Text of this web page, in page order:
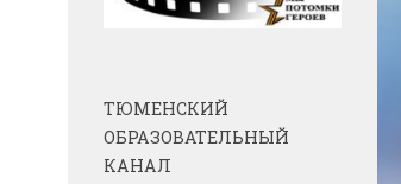
ТЮМЕНСКИЙ
ОБРАЗОВАТЕЛЬНЫЙ
КАНАЛ